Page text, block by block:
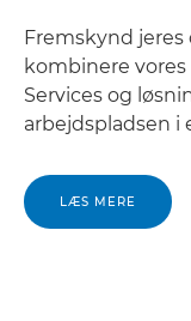
Fremskynd
kombinere
Services og
arbejdspladsen i
LÆS MERE